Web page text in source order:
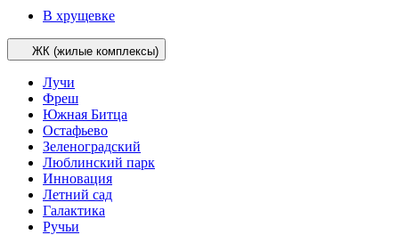
В хрущевке
ЖК (жилые комплексы)
Лучи
Фреш
Южная Битца
Остафьево
Зеленоградский
Люблинский парк
Инновация
Летний сад
Галактика
Ручьи